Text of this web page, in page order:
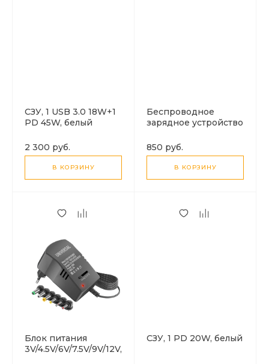
СЗУ, 1 USB 3.0 18W+1
PD 45W, белый
2 300 руб.
В КОРЗИНУ
Беспроводное
зарядное устройство
кабеля, белый
850 руб.
В КОРЗИНУ
Блок питания
3V/4.5V/6V/7.5V/9V/12V,
СЗУ, 1 PD 20W, белый